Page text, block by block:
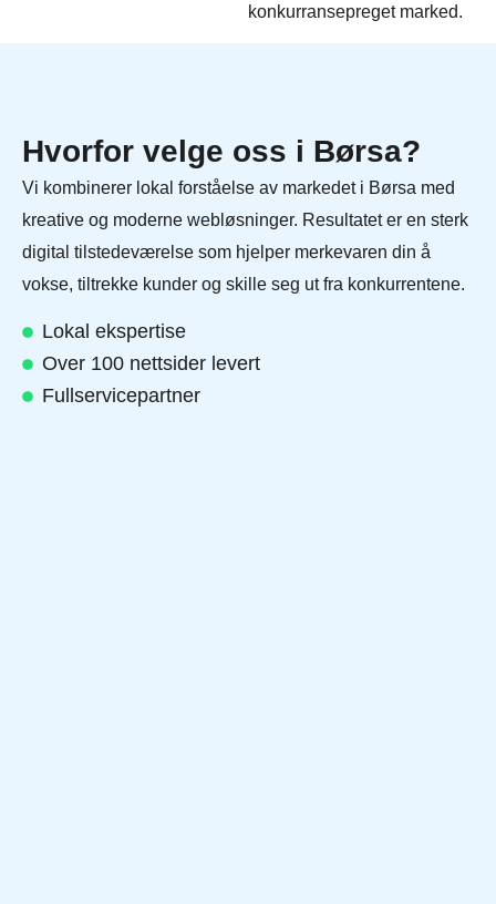
konkurransepreget marked.
Hvorfor velge oss i Børsa?
Vi kombinerer lokal forståelse av markedet i Børsa med
kreative og moderne webløsninger. Resultatet er en sterk
digital tilstedeværelse som hjelper merkevaren din å
vokse, tiltrekke kunder og skille seg ut fra konkurrentene.
Lokal ekspertise
Over 100 nettsider levert
Fullservicepartner